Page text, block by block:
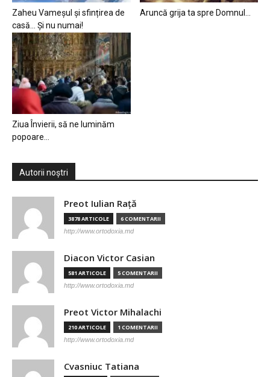
Zaheu Vameșul și sfințirea de
casă… Și nu numai!
Aruncă grija ta spre Domnul…
Ziua Învierii, să ne luminăm
popoare…
Autorii noștri
Preot Iulian Raţă
3878 ARTICOLE 6 COMENTARII
http://www.ortodoxia.md
Diacon Victor Casian
581 ARTICOLE 5 COMENTARII
http://www.ortodoxia.md
Preot Victor Mihalachi
210 ARTICOLE 1 COMENTARII
http://www.ortodoxia.md
Cvasniuc Tatiana